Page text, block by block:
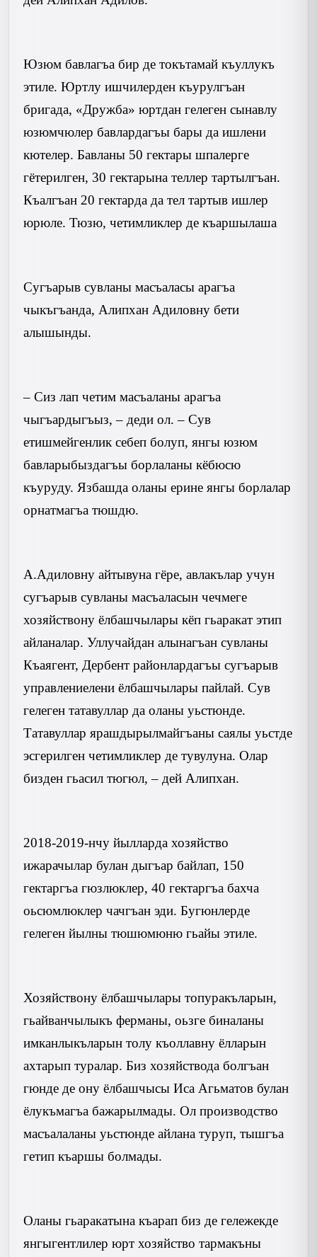
Юзюм бавлагъа бир де токътамай къуллукъ
этиле. Юртлу ишчилерден къурулгъан
бригада, «Дружба» юртдан гелеген сынавлу
юзюмчюлер бавлардагъы бары да ишлени
кютелер. Бавланы 50 гектары шпалерге
гётерилген, 30 гектарына теллер тартылгъан.
Къалгъан 20 гектарда да тел тартыв ишлер
юрюле. Тюзю, четимликлер де къаршылаша
Сугъарыв сувланы масъаласы арагъа
чыкъгъанда, Алипхан Адиловну бети
алышынды.
– Сиз лап четим масъаланы арагъа
чыгъардыгъыз, – деди ол. – Сув
етишмейгенлик себеп болуп, янгы юзюм
бавларыбыздагъы борлаланы кёбюсю
къуруду. Язбашда оланы ерине янгы борлалар
орнатмагъа тюшдю.
А.Адиловну айтывуна гёре, авлакълар учун
сугъарыв сувланы масъаласын чечмеге
хозяйствону ёлбашчылары кёп гьаракат этип
айланалар. Уллучайдан алынагъан сувланы
Къаягент, Дербент районлардагъы сугъарыв
управлениелени ёлбашчылары пайлай. Сув
гелеген татавуллар да оланы уьстюнде.
Татавуллар ярашдырылмайгъаны саялы уьстде
эсгерилген четимликлер де тувулуна. Олар
бизден гьасил тюгюл, – дей Алипхан.
2018-2019-нчу йылларда хозяйство
ижарачылар булан дыгъар байлап, 150
гектаргъа гюзлюклер, 40 гектаргъа бахча
оьсюмлюклер чачгъан эди. Бугюнлерде
гелеген йылны тюшюмюню гьайы этиле.
Хозяйствону ёлбашчылары топуракъларын,
гьайванчылыкъ ферманы, оьзге биналаны
имканлыкъларын толу къоллавну ёлларын
ахтарып туралар. Биз хозяйствода болгъан
гюнде де ону ёлбашчысы Иса Агьматов булан
ёлукъмагъа бажарылмады. Ол производство
масъалаланы уьстюнде айлана туруп, тышгъа
гетип къаршы болмады.
Оланы гьаракатына къарап биз де гележекде
янгыгентлилер юрт хозяйство тармакъны